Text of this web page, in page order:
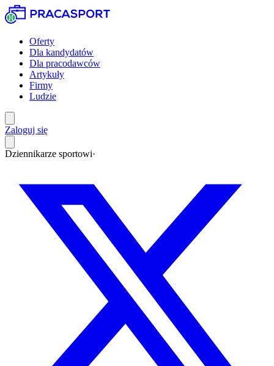
Oferty
Dla kandydatów
Dla pracodawców
Artykuły
Firmy
Ludzie
Zaloguj się
Dziennikarze sportowi·